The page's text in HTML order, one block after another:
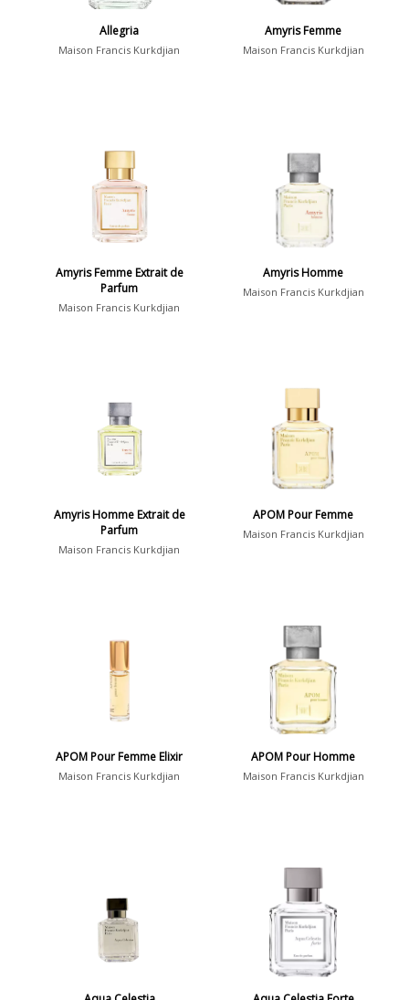
Allegria
Maison Francis Kurkdjian
Amyris Femme
Maison Francis Kurkdjian
Amyris Femme Extrait de
Parfum
Maison Francis Kurkdjian
Amyris Homme
Maison Francis Kurkdjian
Amyris Homme Extrait de
Parfum
Maison Francis Kurkdjian
APOM Pour Femme
Maison Francis Kurkdjian
APOM Pour Femme Elixir
Maison Francis Kurkdjian
APOM Pour Homme
Maison Francis Kurkdjian